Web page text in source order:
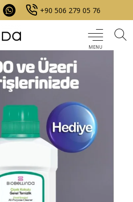
+90 506 279 05 76